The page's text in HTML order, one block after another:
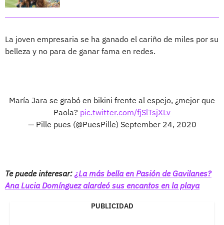
La joven empresaria se ha ganado el cariño de miles por su
belleza y no para de ganar fama en redes.
María Jara se grabó en bikini frente al espejo, ¿mejor que
Paola? pic.twitter.com/fjSlTsjXLv
— Pille pues (@PuesPille) September 24, 2020
Te puede interesar: ¿La más bella en Pasión de Gavilanes?
Ana Lucia Domínguez alardeó sus encantos en la playa
PUBLICIDAD